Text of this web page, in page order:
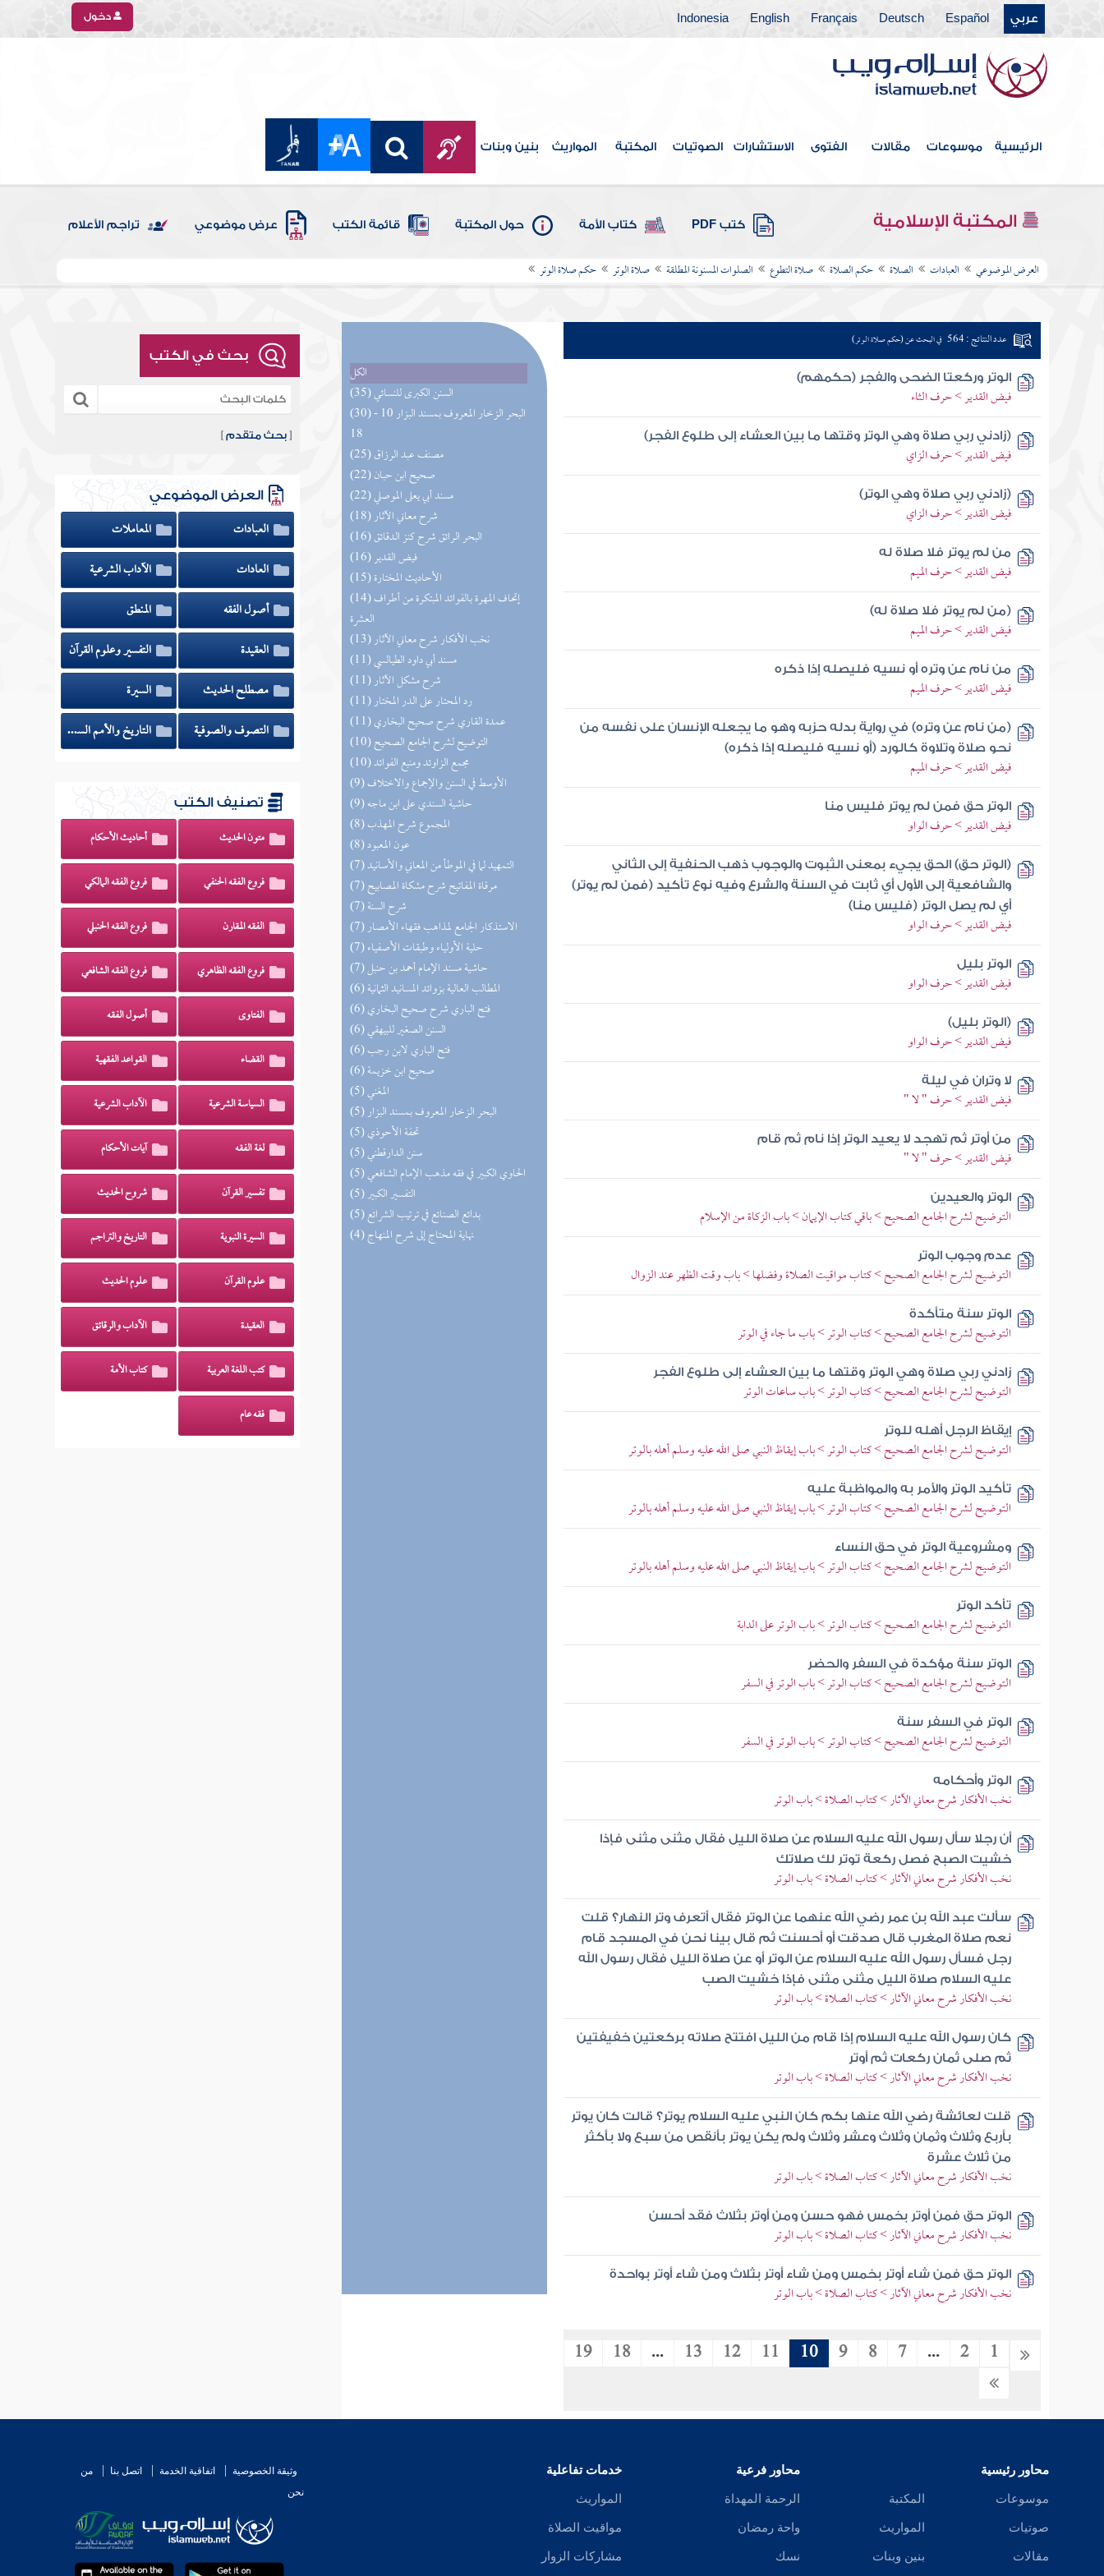
عربي Español
Deutsch
Français
English
Indonesia دخول
الرئيسية موسوعات مقالات الفتوى الاستشارات الصوتيات المكتبة المواريث بنين وبنات
المكتبة الإسلامية كتب PDF كتاب الأمة حول المكتبة قائمة الكتب عرض موضوعي تراجم الأعلام
العرض الموضوعي العبادات الصلاة حكم الصلاة صلاة التطوع الصلوات المسنونة المطلقة صلاة الوتر حكم صلاة الوتر
الكل
(35) السنن الكبرى للنسائي
(30) البحر الزخار المعروف بمسند البزار 10 -
18
(25) مصنف عبد الرزاق
(22) صحيح ابن حبان
(22) مسند أبي يعلى الموصلي
(18) شرح معاني الآثار
(16) البحر الرائق شرح كنز الدقائق
(16) فيض القدير
(15) الأحاديث المختارة
(14) إتحاف المهرة بالفوائد المبتكرة من أطراف
العشرة
(13) نخب الأفكار شرح معاني الآثار
(11) مسند أبي داود الطيالسي
(11) شرح مشكل الآثار
(11) رد المحتار على الدر المختار
(11) عمدة القاري شرح صحيح البخاري
(10) التوضيح لشرح الجامع الصحيح
(10) مجمع الزاوئد ومنبع الفوائد
(9) الأوسط في السنن والإجماع والاختلاف
(9) حاشية السندي على ابن ماجه
(8) المجموع شرح المهذب
(8) عون المعبود
(7) التمهيد لما في الموطأ من المعاني والأسانيد
(7) مرقاة المفاتيح شرح مشكاة المصابيح
(7) شرح السنة
(7) الاستذكار الجامع لمذاهب فقهاء الأمصار
(7) حلية الأولياء وطبقات الأصفياء
(7) حاشية مسند الإمام أحمد بن حنبل
(6) المطالب العالية بزوائد المسانيد الثمانية
(6) فتح الباري شرح صحيح البخاري
(6) السنن الصغير للبيهقي
(6) فتح الباري لابن رجب
(6) صحيح ابن خزيمة
(5) المغني
(5) البحر الزخار المعروف بمسند البزار
(5) تحفة الأحوذي
(5) سنن الدارقطني
(5) الحاوي الكبير في فقه مذهب الإمام الشافعي
(5) التفسير الكبير
(5) بدائع الصنائع في ترتيب الشرائع
(4) نهاية المحتاج إلى شرح المنهاج
عدد النتائج : 564 في البحث عن (حكم صلاة الوتر)
الوتر وركعتا الضحى والفجر (حكمهم)
فيض القدير > حرف الثاء
(زادني ربي صلاة وهي الوتر وقتها ما بين العشاء إلى طلوع الفجر)
فيض القدير > حرف الزاي
(زادني ربي صلاة وهي الوتر)
فيض القدير > حرف الزاي
من لم يوتر فلا صلاة له
فيض القدير > حرف الميم
(من لم يوتر فلا صلاة له)
فيض القدير > حرف الميم
من نام عن وتره أو نسيه فليصله إذا ذكره
فيض القدير > حرف الميم
(من نام عن وتره) في رواية بدله حزبه وهو ما يجعله الإنسان على نفسه من
نحو صلاة وتلاوة كالورد (أو نسيه فليصله إذا ذكره)
فيض القدير > حرف الميم
الوتر حق فمن لم يوتر فليس منا
فيض القدير > حرف الواو
(الوتر حق) الحق يجيء بمعنى الثبوت والوجوب ذهب الحنفية إلى الثاني
والشافعية إلى الأول أي ثابت في السنة والشرع وفيه نوع تأكيد (فمن لم يوتر)
أي لم يصل الوتر (فليس منا)
فيض القدير > حرف الواو
الوتر بليل
فيض القدير > حرف الواو
(الوتر بليل)
فيض القدير > حرف الواو
لا وتران في ليلة
فيض القدير > حرف " لا "
من أوتر ثم تهجد لا يعيد الوتر إذا نام ثم قام
فيض القدير > حرف " لا "
الوتر والعيدين
التوضيح لشرح الجامع الصحيح > باقي كتاب الإيمان > باب الزكاة من الإسلام
عدم وجوب الوتر
التوضيح لشرح الجامع الصحيح > كتاب مواقيت الصلاة وفضلها > باب وقت الظهر عند الزوال
الوتر سنة متأكدة
التوضيح لشرح الجامع الصحيح > كتاب الوتر > باب ما جاء في الوتر
زادني ربي صلاة وهي الوتر وقتها ما بين العشاء إلى طلوع الفجر
التوضيح لشرح الجامع الصحيح > كتاب الوتر > باب ساعات الوتر
إيقاظ الرجل أهله للوتر
التوضيح لشرح الجامع الصحيح > كتاب الوتر > باب إيقاظ النبي صلى الله عليه وسلم أهله بالوتر
تأكيد الوتر والأمر به والمواظبة عليه
التوضيح لشرح الجامع الصحيح > كتاب الوتر > باب إيقاظ النبي صلى الله عليه وسلم أهله بالوتر
ومشروعية الوتر في حق النساء
التوضيح لشرح الجامع الصحيح > كتاب الوتر > باب إيقاظ النبي صلى الله عليه وسلم أهله بالوتر
تأكد الوتر
التوضيح لشرح الجامع الصحيح > كتاب الوتر > باب الوتر على الدابة
الوتر سنة مؤكدة في السفر والحضر
التوضيح لشرح الجامع الصحيح > كتاب الوتر > باب الوتر في السفر
الوتر في السفر سنة
التوضيح لشرح الجامع الصحيح > كتاب الوتر > باب الوتر في السفر
الوتر وأحكامه
نخب الأفكار شرح معاني الآثار > كتاب الصلاة > باب الوتر
أن رجلا سأل رسول الله عليه السلام عن صلاة الليل فقال مثنى مثنى فإذا
خشيت الصبح فصل ركعة توتر لك صلاتك
نخب الأفكار شرح معاني الآثار > كتاب الصلاة > باب الوتر
سألت عبد الله بن عمر رضي الله عنهما عن الوتر فقال أتعرف وتر النهار؟ قلت
نعم صلاة المغرب قال صدقت أو أحسنت ثم قال بينا نحن في المسجد قام
رجل فسأل رسول الله عليه السلام عن الوتر أو عن صلاة الليل فقال رسول الله
عليه السلام صلاة الليل مثنى مثنى فإذا خشيت الصب
نخب الأفكار شرح معاني الآثار > كتاب الصلاة > باب الوتر
كان رسول الله عليه السلام إذا قام من الليل افتتح صلاته بركعتين خفيفتين
ثم صلى ثمان ركعات ثم أوتر
نخب الأفكار شرح معاني الآثار > كتاب الصلاة > باب الوتر
قلت لعائشة رضي الله عنها بكم كان النبي عليه السلام يوتر؟ قالت كان يوتر
بأربع وثلاث وثمان وثلاث وعشر وثلاث ولم يكن يوتر بأنقص من سبع ولا بأكثر
من ثلاث عشرة
نخب الأفكار شرح معاني الآثار > كتاب الصلاة > باب الوتر
الوتر حق فمن أوتر بخمس فهو حسن ومن أوتر بثلاث فقد أحسن
نخب الأفكار شرح معاني الآثار > كتاب الصلاة > باب الوتر
الوتر حق فمن شاء أوتر بخمس ومن شاء أوتر بثلاث ومن شاء أوتر بواحدة
نخب الأفكار شرح معاني الآثار > كتاب الصلاة > باب الوتر
1
2
...
7
8
9
10
11
12
13
...
18
19
بحث في الكتب
[بحث متقدم ]
العرض الموضوعي
العبادات
المعاملات
العادات
الآداب الشرعية
أصول الفقه
المنطق
العقيدة
التفسير وعلوم القرآن
مصطلح الحديث
السيرة
التصوف والصوفية
التاريخ والأمم السابقة
تصنيف الكتب
متون الحديث أحاديث الأحكام
فروع الفقه الحنفي فروع الفقه المالكي
الفقه المقارن فروع الفقه الحنبلي
فروع الفقه الظاهري فروع الفقه الشافعي
الفتاوى أصول الفقه
القضاء القواعد الفقهية
السياسة الشرعية الآداب الشرعية
لغة الفقه آيات الأحكام
تفسير القرآن شروح الحديث
السيرة النبوية التاريخ والتراجم
علوم القرآن علوم الحديث
العقيدة الآداب والرقائق
كتب اللغة العربية كتاب الأمة
فقه عام
محاور رئيسية
موسوعات
صوتيات
مقالات
المكتبة
المواريث
بنين وبنات
محاور فرعية
الرحمة المهداة
واحة رمضان
نسك
خدمات تفاعلية
المواريث
مواقيت الصلاة
مشاركات الزوار
وثيقة الخصوصية اتفاقية الخدمة اتصل بنا
من
نحن